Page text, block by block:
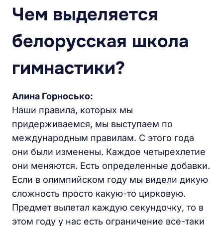
Чем выделяется
белорусская школа
гимнастики?
Алина Горносько:
Наши правила, которых мы
придерживаемся, мы выступаем по
международным правилам. С этого года
они были изменены. Каждое четырехлетие
они меняются. Есть определенные добавки.
Если в олимпийском году мы видели дикую
сложность просто какую-то цирковую.
Предмет вылетал каждую секундочку, то в
этом году у нас есть ограничение все-таки